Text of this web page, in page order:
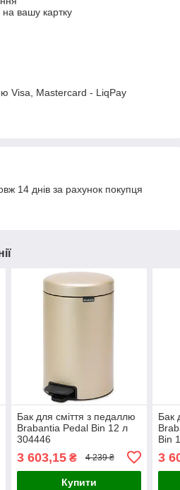
вашу картку
Visa, Mastercard - LiqPay
14 днів за рахунок покупця
Бак для сміття з педаллю
Brabantia Pedal Bin 12 л
304446
3 603,15₴ 4 239 ₴
Купити
Бак
Bin
3